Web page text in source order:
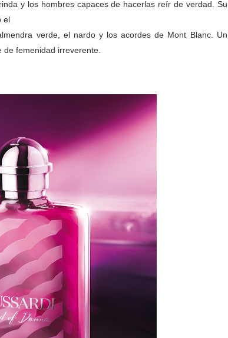
y los hombres capaces de hacerlas reír de verdad. Su
el
verde, el nardo y los acordes de Mont Blanc. Un
de femenidad irreverente.